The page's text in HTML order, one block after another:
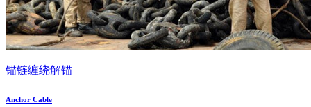
锚链缠绕解锚
Anchor Cable